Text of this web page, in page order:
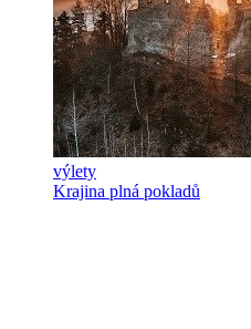
výlety
Krajina plná pokladů